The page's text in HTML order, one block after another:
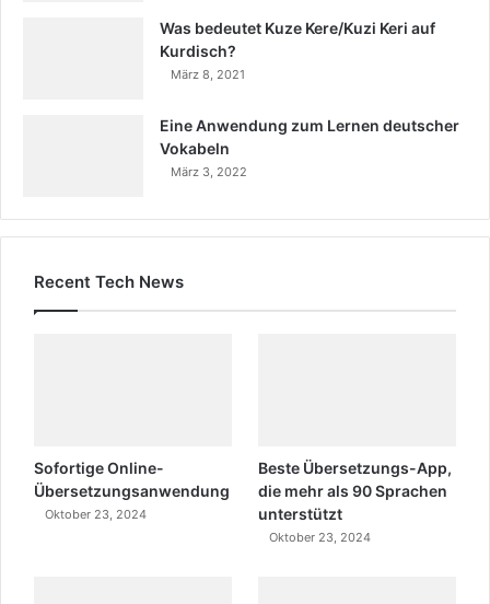
Was bedeutet Kuze Kere/Kuzi Keri auf
Kurdisch?
März 8, 2021
Eine Anwendung zum Lernen deutscher
Vokabeln
März 3, 2022
Recent Tech News
Sofortige Online-
Übersetzungsanwendung
Oktober 23, 2024
Beste Übersetzungs-App,
die mehr als 90 Sprachen
unterstützt
Oktober 23, 2024